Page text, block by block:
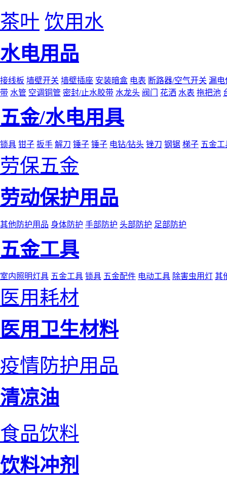
茶叶 饮用水
水电用品
接线板 墙壁开关 墙壁插座 安装暗盒 电表 断路器/空气开关 漏电
带 水管 空调铜管 密封/止水胶带 水龙头 阀门 花洒 水表 拖把池
五金/水电用具
锁具 钳子 扳手 解刀 锤子 锤子 电钻/钻头 锉刀 钢锯 梯子 五金
劳保五金
劳动保护用品
其他防护用品 身体防护 手部防护 头部防护 足部防护
五金工具
室内照明灯具 五金工具 锁具 五金配件 电动工具 除害虫用灯 其
医用耗材
医用卫生材料
疫情防护用品
清凉油
食品饮料
饮料冲剂